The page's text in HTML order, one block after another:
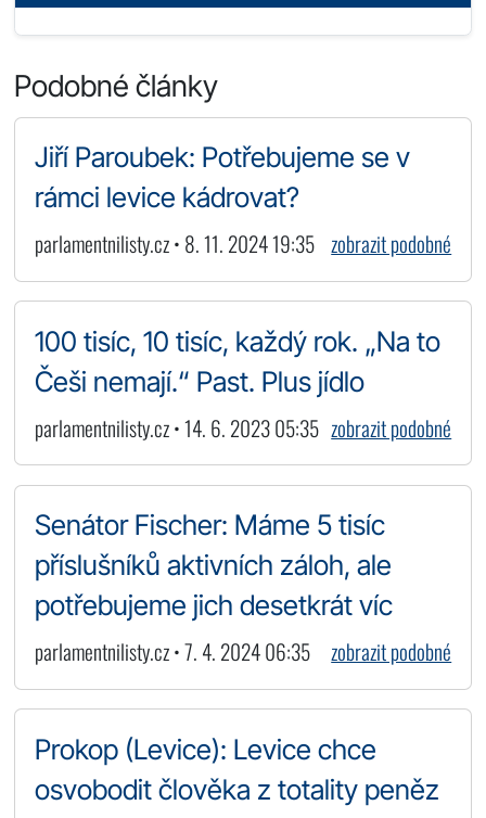
Podobné články
Jiří Paroubek: Potřebujeme se v
rámci levice kádrovat?
parlamentnilisty.cz • 8. 11. 2024 19:35 zobrazit podobné
100 tisíc, 10 tisíc, každý rok. „Na to
Češi nemají.“ Past. Plus jídlo
parlamentnilisty.cz • 14. 6. 2023 05:35 zobrazit podobné
Senátor Fischer: Máme 5 tisíc
příslušníků aktivních záloh, ale
potřebujeme jich desetkrát víc
parlamentnilisty.cz • 7. 4. 2024 06:35 zobrazit podobné
Prokop (Levice): Levice chce
osvobodit člověka z totality peněz